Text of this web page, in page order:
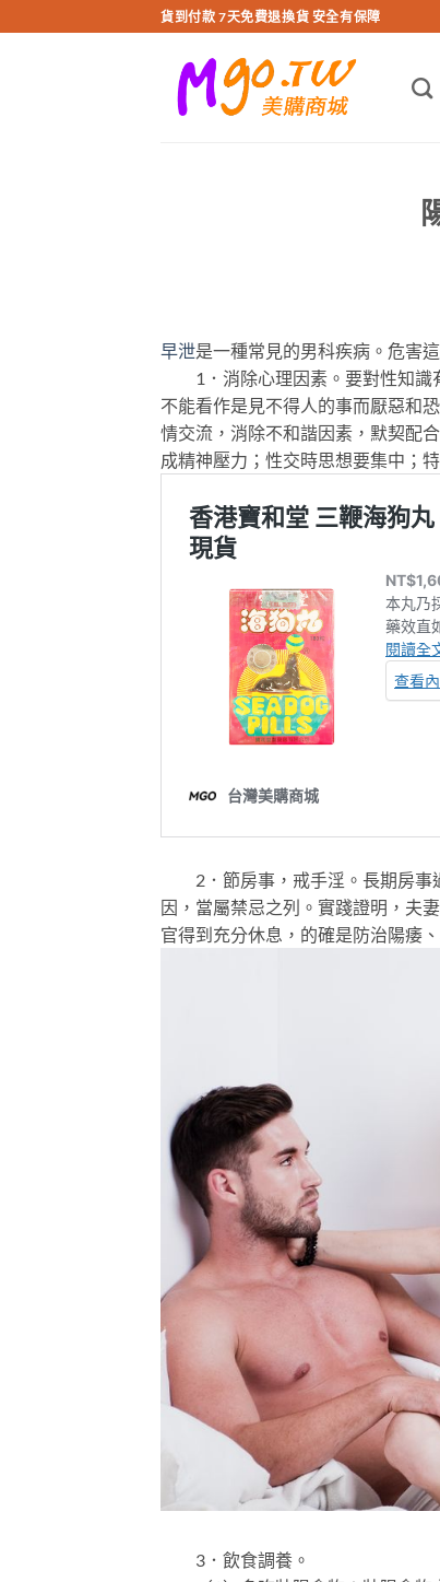
轉
貨到付款 7天免費退換貨 安全有保障
早泄是一種常見的男科疾病。危害
1．消除心理因素。要對性知識有
不能看作是見不得人的事而厭惡和
情交流，消除不和諧因素，默契配
成精神壓力；性交時思想要集中；
2．節房事，戒手淫。長期房事
因，當屬禁忌之列。實踐證明，夫
官得到充分休息，的確是防治陽痿
3．飲食調養。